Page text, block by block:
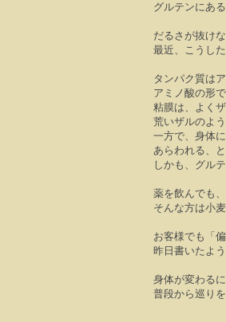
グルテンにあ
だるさが抜け
最近、こうし
タンパク質は
アミノ酸の形
粘膜は、よく
荒いザルのよ
一方で、身体
あらわれる、
しかも、グル
薬を飲んでも
そんな方は小
お客様でも「
昨日書いたよ
身体が変わる
普段から巡り